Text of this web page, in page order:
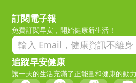
訂閱電子報
免費訂閱早安，開始健康新生活！
追蹤早安健康
讓一天的生活充滿了正能量和健康的動力